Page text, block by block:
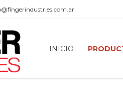
INICIO